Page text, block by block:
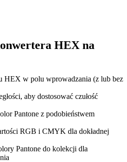
HEX na
HEX w polu wprowadzania (z lub bez
aby dostosować czułość
Pantone z podobieństwem
RGB i CMYK dla dokładnej
Pantone do kolekcji dla